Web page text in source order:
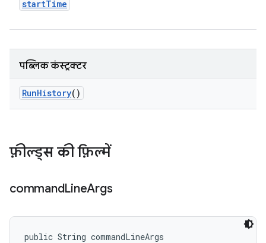
startTime
पब्लिक कंस्ट्रक्टर
RunHistory()
फ़ील्ड्स की फ़िल्में
commandLineArgs
public String commandLineArgs